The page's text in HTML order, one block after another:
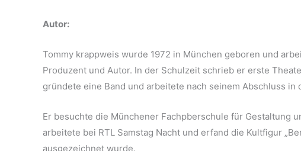
Autor:
Tommy krappweis wurde 1972 in München geboren und
Produzent und Autor. In der Schulzeit schrieb er erste
gründete eine Band und arbeitete nach seinem Abschluss in
Er besuchte die Münchener Fachpberschule für Gestaltung
arbeitete bei RTL Samstag Nacht und erfand die Kultfigur
ausgezeichnet wurde.